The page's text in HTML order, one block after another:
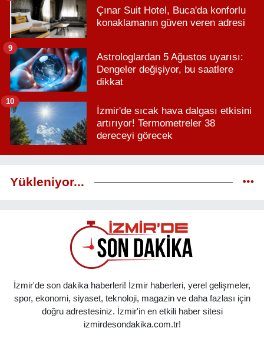
Çınar Suit Hotel, Buca'da konforlu
konaklamanın güven veren adresi
Astrologlardan 5 Ağustos uyarısı:
Dengeler değişiyor, bu saatlere
dikkat
9
İzmir'de sıcak hava dalgası etkisini
artırıyor! Termometreler 38
dereceyi görecek
10
Yükleniyor...
İzmir'de son dakika haberleri! İzmir haberleri, yerel gelişmeler,
spor, ekonomi, siyaset, teknoloji, magazin ve daha fazlası için
doğru adrestesiniz. İzmir'in en etkili haber sitesi
izmirdesondakika.com.tr!